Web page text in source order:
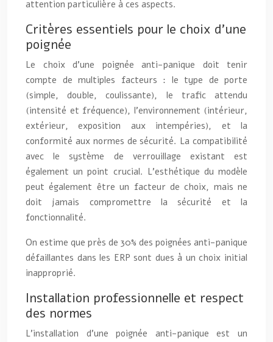
attention particulière à ces aspects.
Critères essentiels pour le choix d’une
poignée
Le choix d’une poignée anti-panique doit tenir
compte de multiples facteurs : le type de porte
(simple, double, coulissante), le trafic attendu
(intensité et fréquence), l’environnement (intérieur,
extérieur, exposition aux intempéries), et la
conformité aux normes de sécurité. La compatibilité
avec le système de verrouillage existant est
également un point crucial. L’esthétique du modèle
peut également être un facteur de choix, mais ne
doit jamais compromettre la sécurité et la
fonctionnalité.
On estime que près de 30% des poignées anti-panique
défaillantes dans les ERP sont dues à un choix initial
inapproprié.
Installation professionnelle et respect
des normes
L’installation d’une poignée anti-panique est un